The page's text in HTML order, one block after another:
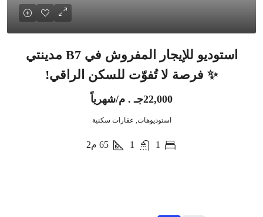
استوديو للإيجار المفروش في B7 مدينتي
✨ فرصة لا تُفوّت للسكن الراقي!
22,000جـ . م/شهرياً
استوديوهات, عقارات سكنية
1
1
65 م2